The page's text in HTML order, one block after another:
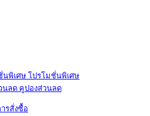
โปรโมชั่นพิเศษ
คูปองส่วนลด
รสั่งซื้อ